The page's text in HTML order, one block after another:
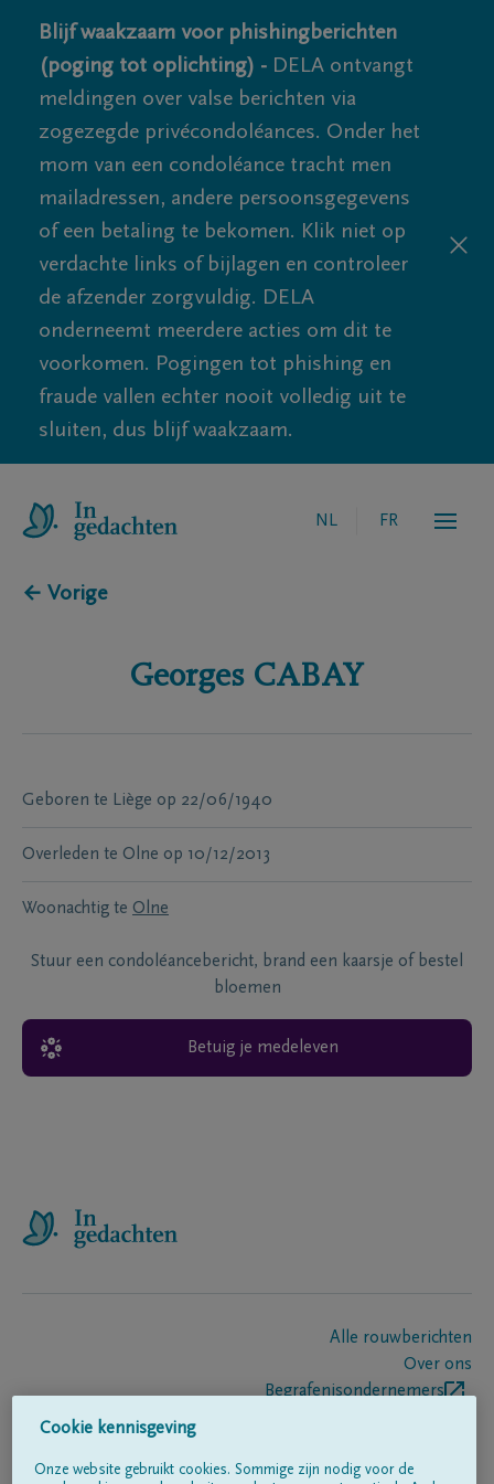
Blijf waakzaam voor phishingberichten
(poging tot oplichting) - DELA ontvangt
meldingen over valse berichten via
zogezegde privécondoléances. Onder het
mom van een condoléance tracht men
mailadressen, andere persoonsgegevens
of een betaling te bekomen. Klik niet op
verdachte links of bijlagen en controleer
de afzender zorgvuldig. DELA
onderneemt meerdere acties om dit te
voorkomen. Pogingen tot phishing en
fraude vallen echter nooit volledig uit te
sluiten, dus blijf waakzaam.
NL FR
← Vorige
Georges CABAY
Geboren te Liège op 22/06/1940
Overleden te Olne op 10/12/2013
Woonachtig te Olne
Stuur een condoléancebericht, brand een kaarsje of bestel
bloemen
Betuig je medeleven
Alle rouwberichten
Over ons
Begrafenisondernemers
Cookie kennisgeving
Onze website gebruikt cookies. Sommige zijn nodig voor de